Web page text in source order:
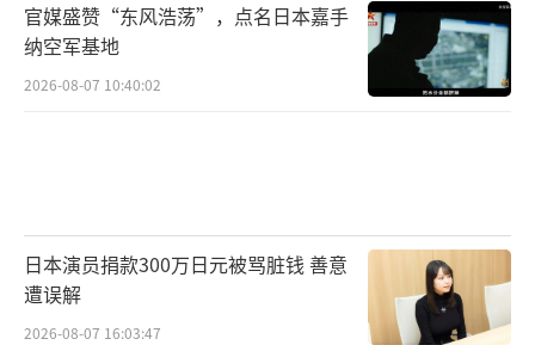
官媒盛赞“东风浩荡”，点名日本嘉手
纳空军基地
2026-08-07 10:40:02
日本演员捐款300万日元被骂脏钱 善意
遭误解
2026-08-07 16:03:47